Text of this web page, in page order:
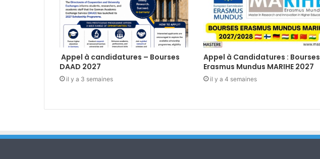
Appel à candidatures – Bourses
DAAD 2027
il y a 3 semaines
Appel à Candidatures : Bourses
Erasmus Mundus MARIHE 2027
il y a 4 semaines